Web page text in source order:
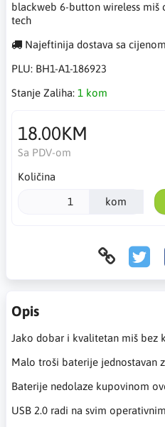
blackweb 6-button wireless
tech
Najeftinija dostava sa
PLU: BH1-A1-186923
Stanje Zaliha: 1 kom
18.00KM
Sa PDV-om
Količina
kom
Opis
Jako dobar i kvalitetan miš bez
Malo troši baterije jednostavan
Baterije nedolaze kupovinom
USB 2.0 radi na svim